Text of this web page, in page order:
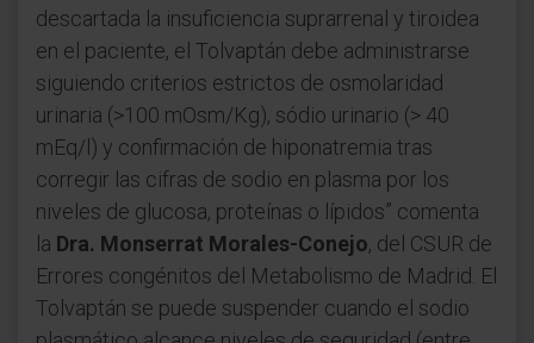
descartada la insuficiencia suprarrenal y tiroidea
en el paciente, el Tolvaptán debe administrarse
siguiendo criterios estrictos de osmolaridad
urinaria (>100 mOsm/Kg), sódio urinario (> 40
mEq/l) y confirmación de hiponatremia tras
corregir las cifras de sodio en plasma por los
niveles de glucosa, proteínas o lípidos” comenta
la Dra. Monserrat Morales-Conejo, del CSUR de
Errores congénitos del Metabolismo de Madrid. El
Tolvaptán se puede suspender cuando el sodio